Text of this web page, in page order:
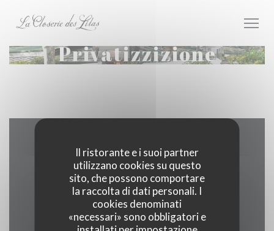
Il ristorante e i suoi partner
utilizzano cookies su questo
sito, che possono comportare
la raccolta di dati personali. I
cookies denominati
«necessari» sono obbligatori e
Privatizzizione
Contattaci
171 boulevard du Montparnasse 75006 Paris